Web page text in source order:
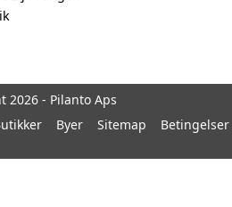
2026 - Pilanto Aps
Byer Sitemap Betingelser